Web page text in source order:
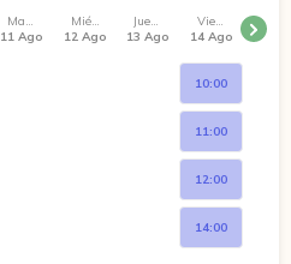
Martes
11 Ago
Miércoles
12 Ago
Jueves
13 Ago
Viernes
14 Ago
10:00
11:00
12:00
14:00